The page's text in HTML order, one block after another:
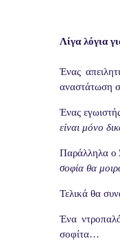
Λίγα λόγια
Ένας
αναστάτωση
Ένας
είναι μόνο
Παράλληλα ο
σοφία θα
Τελικά θα
Ένα
σοφίτα…